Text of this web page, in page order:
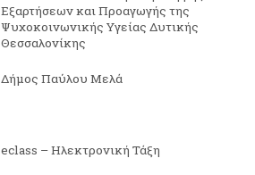
Εξαρτήσεων και Προαγωγής της
Ψυχοκοινωνικής Υγείας Δυτικής
Θεσσαλονίκης
Δήμος Παύλου Μελά
eclass – Ηλεκτρονική Τάξη